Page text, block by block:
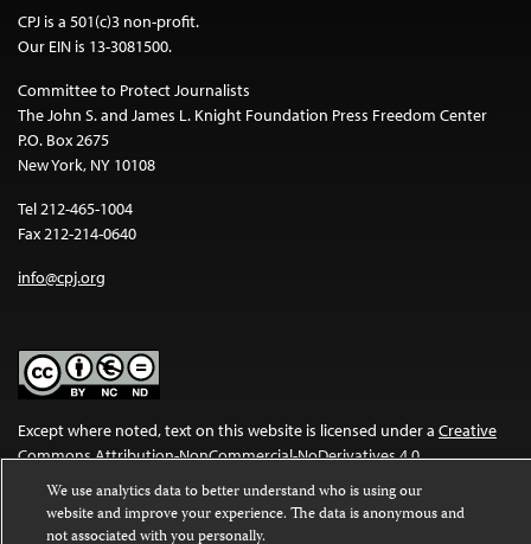
CPJ is a 501(c)3 non-profit.
Our EIN is 13-3081500.
Committee to Protect Journalists
The John S. and James L. Knight Foundation Press Freedom Center
P.O. Box 2675
New York, NY 10108
Tel 212-465-1004
Fax 212-214-0640
info@cpj.org
Except where noted, text on this website is licensed under a Creative
Commons Attribution-NonCommercial-NoDerivatives 4.0
International License
Images and other media are not covered by the Creative Commons
We use analytics data to better understand who is using our
website and improve your experience. The data is anonymous and
not associated with you personally.